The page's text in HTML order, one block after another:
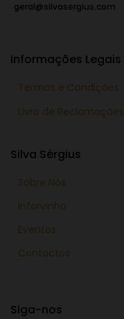
geral@silvasergius.com
Informações Legais
Termos e Condições
Livro de Reclamações
Silva Sérgius
Sobre Nós
Inforvinho
Eventos
Contactos
Siga-nos